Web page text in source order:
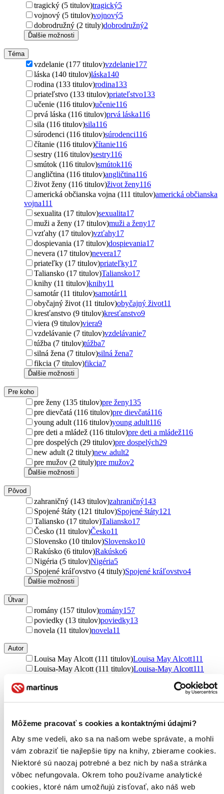
Môžeme pracovať s cookies a kontaktnými údajmi?
Aby sme vedeli, ako sa na našom webe správate, a mohli
vám zobraziť tie najlepšie tipy na knihy, zbierame cookies.
Niektoré sú naozaj potrebné a bez nich by naša stránka
vôbec nefungovala. Okrem toho používame analytické
cookies, ktoré nám umožňujú zisťovať, ako náš web
tragický (5 titulov)tragický5
vojnový (5 titulov)vojnový5
dobrodružný (2 tituly)dobrodružný2
Ďalšie možnosti
Téma
vzdelanie (177 titulov)vzdelanie177
láska (140 titulov)láska140
rodina (133 titulov)rodina133
priateľstvo (133 titulov)priateľstvo133
učenie (116 titulov)učenie116
prvá láska (116 titulov)prvá láska116
sila (116 titulov)sila116
súrodenci (116 titulov)súrodenci116
čítanie (116 titulov)čítanie116
sestry (116 titulov)sestry116
smútok (116 titulov)smútok116
angličtina (116 titulov)angličtina116
život ženy (116 titulov)život ženy116
americká občianska vojna (111 titulov)americká občianska
vojna111
sexualita (17 titulov)sexualita17
muži a ženy (17 titulov)muži a ženy17
vzťahy (17 titulov)vzťahy17
dospievania (17 titulov)dospievania17
nevera (17 titulov)nevera17
priateľky (17 titulov)priateľky17
Taliansko (17 titulov)Taliansko17
knihy (11 titulov)knihy11
samotár (11 titulov)samotár11
obyčajný život (11 titulov)obyčajný život11
kresťanstvo (9 titulov)kresťanstvo9
viera (9 titulov)viera9
vzdelávanie (7 titulov)vzdelávanie7
túžba (7 titulov)túžba7
silná žena (7 titulov)silná žena7
fikcia (7 titulov)fikcia7
Ďalšie možnosti
Pre koho
pre ženy (135 titulov)pre ženy135
pre dievčatá (116 titulov)pre dievčatá116
young adult (116 titulov)young adult116
pre deti a mládež (116 titulov)pre deti a mládež116
pre dospelých (29 titulov)pre dospelých29
new adult (2 tituly)new adult2
pre mužov (2 tituly)pre mužov2
Ďalšie možnosti
Pôvod
zahraničný (143 titulov)zahraničný143
Spojené štáty (121 titulov)Spojené štáty121
Taliansko (17 titulov)Taliansko17
Česko (11 titulov)Česko11
Slovensko (10 titulov)Slovensko10
Rakúsko (6 titulov)Rakúsko6
Nigéria (5 titulov)Nigéria5
Spojené kráľovstvo (4 tituly)Spojené kráľovstvo4
Ďalšie možnosti
Útvar
romány (157 titulov)romány157
poviedky (13 titulov)poviedky13
novela (11 titulov)novela11
Autor
Louisa May Alcott (111 titulov)Louisa May Alcott111
Louisa-May Alcott (111 titulov)Louisa-May Alcott111
Bohumil Hrabal (11 titulov)
11
Abi Daré (5 titulov)
Abi Daré
Abi Dare (5 titulov)Abi Dare5
Eliska Tanzer (4 tituly) Eliska Tanzer4
Oliver Sacks (3 tituly) Oliver Sacks3
C.M. Kornbluth (2 tituly)
C.M. Kornbluth
Martina Bečvářová (2 tituly)
Martina Bečvářová
Koffi Gbeglo (2 tituly) Koffi Gbeglo2
Gustave Flaubert (1 titul)Gustave Flaubert1